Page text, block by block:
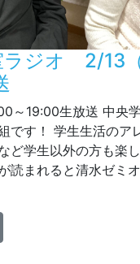
ラジオ 2/13（
～19:00生放送 中央
です！ 学生生活のア
ど学生以外の方も楽
読まれると清水ゼミ